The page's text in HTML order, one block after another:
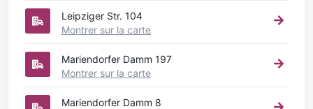
Leipziger Str. 104
Montrer sur la carte
Mariendorfer Damm 197
Montrer sur la carte
Mariendorfer Damm 8